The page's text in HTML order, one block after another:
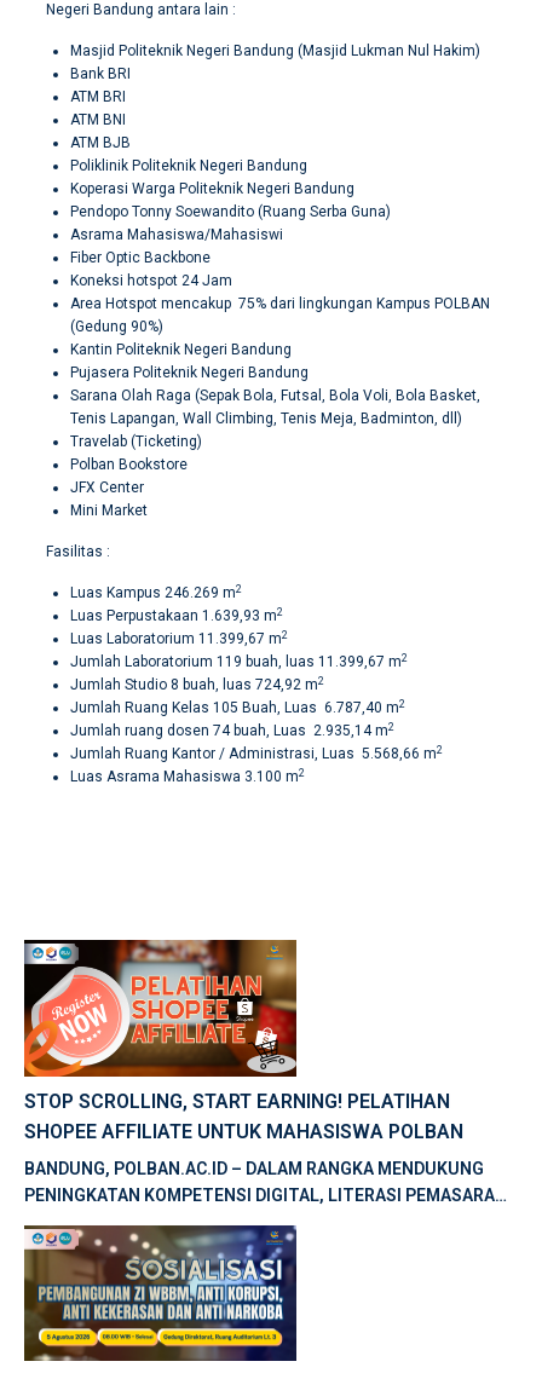
Negeri Bandung antara lain :
Masjid Politeknik Negeri Bandung (Masjid Lukman Nul Hakim)
Bank BRI
ATM BRI
ATM BNI
ATM BJB
Poliklinik Politeknik Negeri Bandung
Koperasi Warga Politeknik Negeri Bandung
Pendopo Tonny Soewandito (Ruang Serba Guna)
Asrama Mahasiswa/Mahasiswi
Fiber Optic Backbone
Koneksi hotspot 24 Jam
Area Hotspot mencakup 75% dari lingkungan Kampus POLBAN
(Gedung 90%)
Kantin Politeknik Negeri Bandung
Pujasera Politeknik Negeri Bandung
Sarana Olah Raga (Sepak Bola, Futsal, Bola Voli, Bola Basket,
Tenis Lapangan, Wall Climbing, Tenis Meja, Badminton, dll)
Travelab (Ticketing)
Polban Bookstore
JFX Center
Mini Market
Fasilitas :
Luas Kampus 246.269 m2
Luas Perpustakaan 1.639,93 m2
Luas Laboratorium 11.399,67 m2
Jumlah Laboratorium 119 buah, luas 11.399,67 m2
Jumlah Studio 8 buah, luas 724,92 m2
Jumlah Ruang Kelas 105 Buah, Luas 6.787,40 m2
Jumlah ruang dosen 74 buah, Luas 2.935,14 m2
Jumlah Ruang Kantor / Administrasi, Luas 5.568,66 m2
Luas Asrama Mahasiswa 3.100 m2
STOP SCROLLING, START EARNING! PELATIHAN
SHOPEE AFFILIATE UNTUK MAHASISWA POLBAN
BANDUNG, POLBAN.AC.ID – DALAM RANGKA MENDUKUNG
PENINGKATAN KOMPETENSI DIGITAL, LITERASI PEMASARAN
DIGITAL, DAN PENGEMBANGAN KEWIRAUSAHAAN, BALAI
PELATIHAN VOKASI DAN PRODUKTIVITAS […]